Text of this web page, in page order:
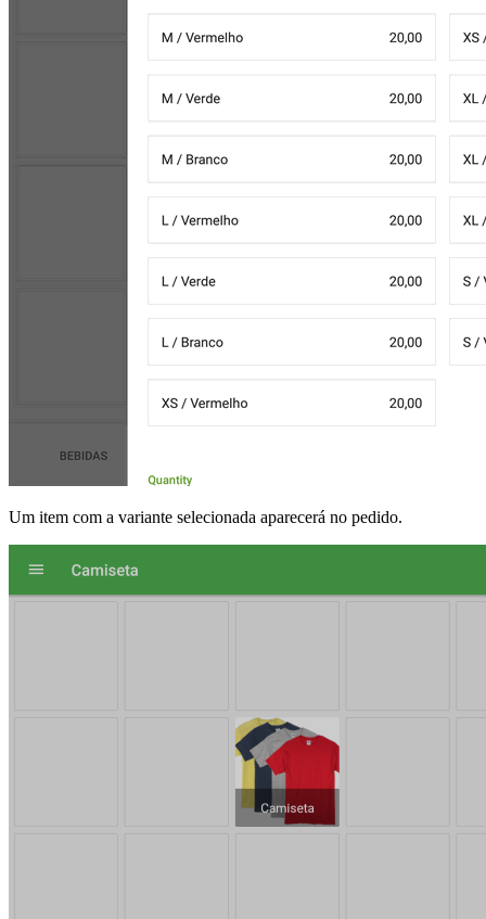
Um item com a variante selecionada aparecerá no pedido.